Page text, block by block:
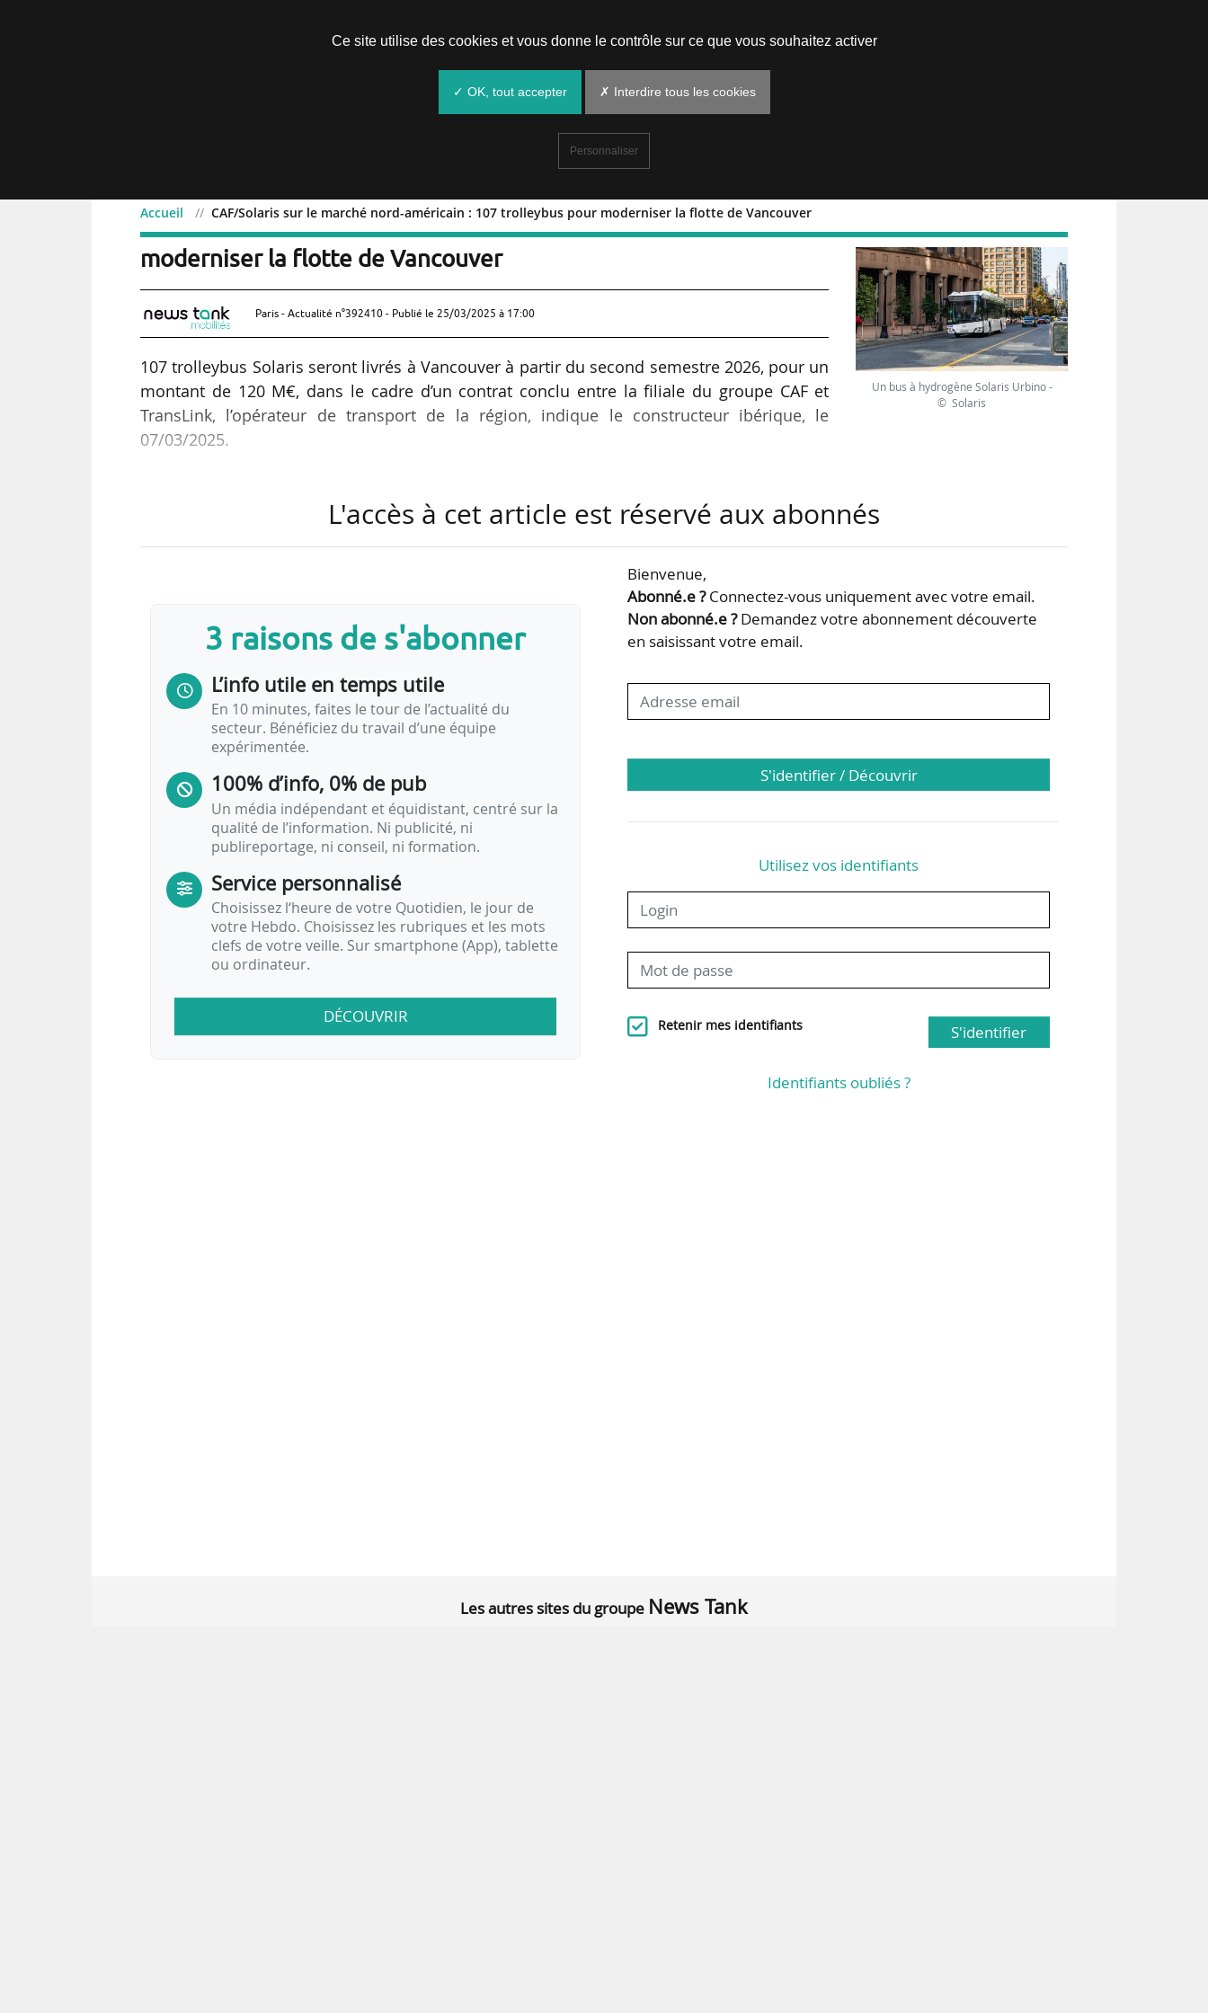
Accueil CAF/Solaris sur le marché nord-américain : 107 trolleybus pour moderniser la flotte de Vancouver
CAF/Solaris sur le marché nord-américain : 107 trolleybus pour
moderniser la flotte de Vancouver
Paris - Actualité n°392410 - Publié le 25/03/2025 à 17:00
107 trolleybus Solaris seront livrés à Vancouver à partir du second semestre 2026, pour un
montant de 120 M€, dans le cadre d’un contrat conclu entre la filiale du groupe CAF et
TransLink, l’opérateur de transport de la région, indique le constructeur ibérique, le
07/03/2025.
Express et SeaBus, prévoit de moderniser sa flotte avec des véhicules zéro émission dans
Ce contrat porte sur la livraison de trolleybus de 12 mètres, avec des options pour 201
unités supplémentaires de 12 mètres et 204 trolleybus articulés de 18 mètres. Les
premières livraisons sont attendues pour 2026, suivies de livraisons continues en 2027.
Un bus à hydrogène Solaris Urbino -
© Solaris
L'accès à cet article est réservé aux abonnés
3 raisons de s'abonner
L’info utile en temps utile
En 10 minutes, faites le tour de l’actualité du
secteur. Bénéficiez du travail d’une équipe
expérimentée.
100% d’info, 0% de pub
Un média indépendant et équidistant, centré sur la
qualité de l’information. Ni publicité, ni
publireportage, ni conseil, ni formation.
Service personnalisé
Choisissez l‘heure de votre Quotidien, le jour de
votre Hebdo. Choisissez les rubriques et les mots
clefs de votre veille. Sur smartphone (App), tablette
ou ordinateur.
DÉCOUVRIR
Bienvenue,
Abonné.e ?Connectez-vous uniquement avec votre email.
Non abonné.e ?Demandez votre abonnement découverte
en saisissant votre email.
S'identifier / Découvrir
Utilisez vos identifiants
Retenir mes identifiants S'identifier
Identifiants oubliés ?
Les autres sites du groupe News Tank
Ce site utilise des cookies et vous donne le contrôle sur ce que vous souhaitez activer
✓ OK, tout accepter ✗ Interdire tous les cookies
Personnaliser